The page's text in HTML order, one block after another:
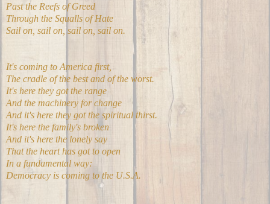
Past the Reefs of Greed
Through the Squalls of Hate
Sail on, sail on, sail on, sail on.
It's coming to America first,
The cradle of the best and of the worst.
It's here they got the range
And the machinery for change
And it's here they got the spiritual thirst.
It's here the family's broken
And it's here the lonely say
That the heart has got to open
In a fundamental way:
Democracy is coming to the U.S.A.